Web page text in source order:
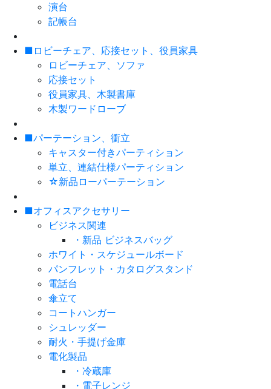
演台
記帳台
■ロビーチェア、応接セット、役員家具
ロビーチェア、ソファ
応接セット
役員家具、木製書庫
木製ワードローブ
■パーテーション、衝立
キャスター付きパーティション
単立、連結仕様パーティション
☆新品ローパーテーション
■オフィスアクセサリー
ビジネス関連
・新品 ビジネスバッグ
ホワイト・スケジュールボード
パンフレット・カタログスタンド
電話台
傘立て
コートハンガー
シュレッダー
耐火・手提げ金庫
電化製品
・冷蔵庫
・電子レンジ